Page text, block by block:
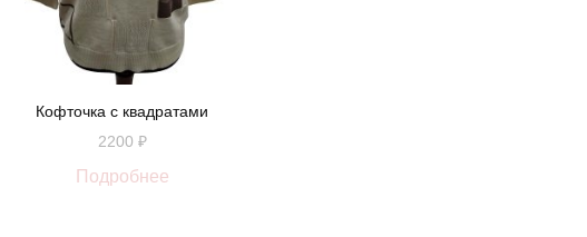
Кофточка с квадратами
2200 ₽
Подробнее